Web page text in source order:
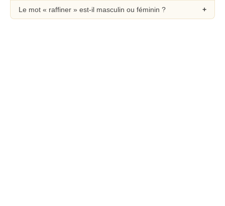
Le mot « raffiner » est-il masculin ou féminin ?